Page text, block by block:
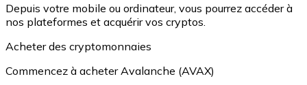
Depuis votre mobile ou ordinateur, vous pourrez accéder à
nos plateformes et acquérir vos cryptos.
Acheter des cryptomonnaies
Commencez à acheter Avalanche (AVAX)